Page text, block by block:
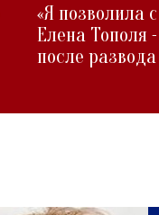
«Я позволила
Елена Тополя
после развода